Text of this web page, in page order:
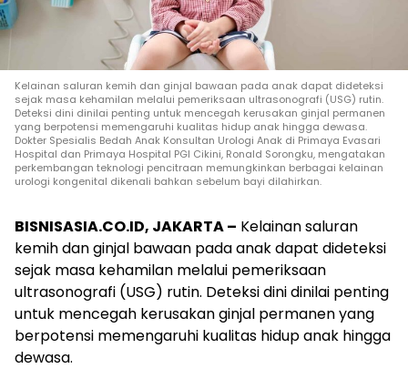
Kelainan saluran kemih dan ginjal bawaan pada anak dapat dideteksi
sejak masa kehamilan melalui pemeriksaan ultrasonografi (USG) rutin.
Deteksi dini dinilai penting untuk mencegah kerusakan ginjal permanen
yang berpotensi memengaruhi kualitas hidup anak hingga dewasa.
Dokter Spesialis Bedah Anak Konsultan Urologi Anak di Primaya Evasari
Hospital dan Primaya Hospital PGI Cikini, Ronald Sorongku, mengatakan
perkembangan teknologi pencitraan memungkinkan berbagai kelainan
urologi kongenital dikenali bahkan sebelum bayi dilahirkan.
BISNISASIA.CO.ID, JAKARTA – Kelainan saluran
kemih dan ginjal bawaan pada anak dapat dideteksi
sejak masa kehamilan melalui pemeriksaan
ultrasonografi (USG) rutin. Deteksi dini dinilai penting
untuk mencegah kerusakan ginjal permanen yang
berpotensi memengaruhi kualitas hidup anak hingga
dewasa.